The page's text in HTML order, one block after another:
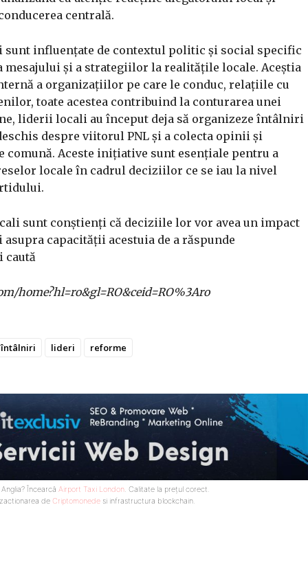
centrală.
influențate de contextul politic și social specific
și a strategiilor la realitățile locale. Aceștia
a organizațiilor pe care le conduc, relațiile cu
toate acestea contribuind la conturarea unei
liderii locali au început deja să organizeze întâlniri
despre viitorul PNL și a colecta opinii și
Aceste inițiative sunt esențiale pentru a
locale în cadrul deciziilor ce se iau la nivel
sunt conștienți că deciziile lor vor avea un impact
capacității acestuia de a răspunde
caută
home?hl=ro&gl=RO&ceid=RO%3Aro
întâlniri lideri reforme
Încearcă Airport Taxi London. Calitate la prețul corect.
de Criptomonede si infrastructura blockchain.